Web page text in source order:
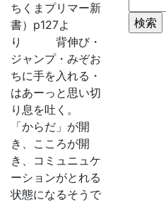
ちくまプリマー新
書）p127よ
り 背伸び・
ジャンプ・みぞお
ちに手を入れる・
はあーっと思い切
り息を吐く。
「からだ」が開
き、こころが開
き、コミュニュケ
ーションがとれる
状態になるそうで
索: